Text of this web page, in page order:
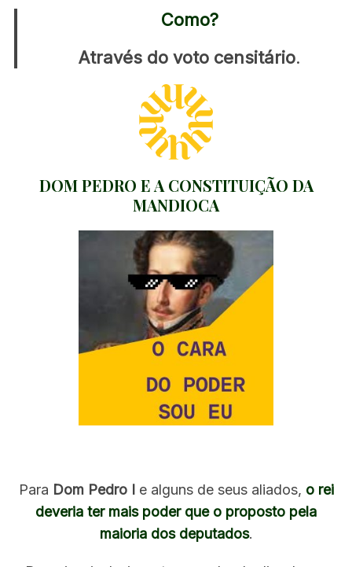
Como?
Através do voto censitário.
DOM PEDRO E A CONSTITUIÇÃO DA
MANDIOCA
Para Dom Pedro I e alguns de seus aliados, o rei
deveria ter mais poder que o proposto pela
maioria dos deputados.